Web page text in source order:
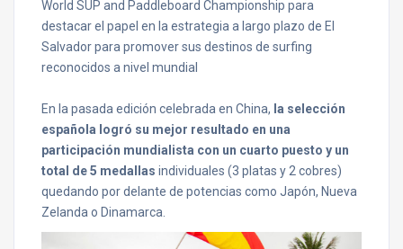
World SUP and Paddleboard Championship para
destacar el papel en la estrategia a largo plazo de El
Salvador para promover sus destinos de surfing
reconocidos a nivel mundial
En la pasada edición celebrada en China, la selección
española logró su mejor resultado en una
participación mundialista con un cuarto puesto y un
total de 5 medallas individuales (3 platas y 2 cobres)
quedando por delante de potencias como Japón, Nueva
Zelanda o Dinamarca.